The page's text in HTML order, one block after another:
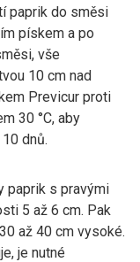
paprik do směsi
pískem a po
vše
10 cm nad
Previcur proti
30 °C, aby
dnů.
paprik s pravými
5 až 6 cm. Pak
až 40 cm vysoké.
je nutné